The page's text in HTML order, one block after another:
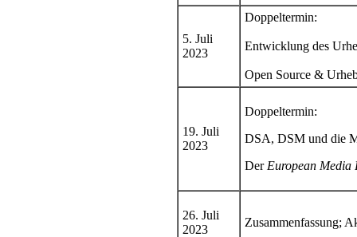
5. Juli
2023
Doppeltermin:
Entwicklung des
Open Source &
19. Juli
2023
Doppeltermin:
DSA, DSM und die
Der European Media
26. Juli
2023
Zusammenfassung;